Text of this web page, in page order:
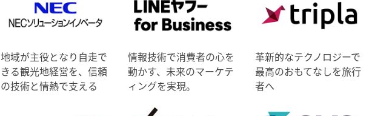
地域が主役となり自走で
きる観光地経営を、信頼
の技術と情熱で支える
情報技術で消費者の心を
動かす、未来のマーケテ
ィングを実現。
革新的なテクノロジーで
最高のおもてなしを旅行
者へ